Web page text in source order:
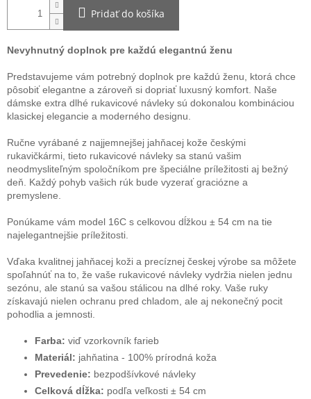
Pridať do košíka
Nevyhnutný doplnok pre každú elegantnú ženu
Predstavujeme vám potrebný doplnok pre každú ženu, ktorá chce
pôsobiť elegantne a zároveň si dopriať luxusný komfort. Naše
dámske extra dlhé rukavicové návleky sú dokonalou kombináciou
klasickej elegancie a moderného designu.
Ručne vyrábané z najjemnejšej jahňacej kože českými
rukavičkármi, tieto rukavicové návleky sa stanú vašim
neodmysliteľným spoločníkom pre špeciálne príležitosti aj bežný
deň. Každý pohyb vašich rúk bude vyzerať graciózne a
premyslene.
Ponúkame vám model 16C s celkovou dĺžkou ± 54 cm na tie
najelegantnejšie príležitosti.
Vďaka kvalitnej jahňacej koži a precíznej českej výrobe sa môžete
spoľahnúť na to, že vaše rukavicové návleky vydržia nielen jednu
sezónu, ale stanú sa vašou stálicou na dlhé roky. Vaše ruky
získavajú nielen ochranu pred chladom, ale aj nekonečný pocit
pohodlia a jemnosti.
Farba: viď vzorkovník farieb
Materiál: jahňatina - 100% prírodná koža
Prevedenie: bezpodšívkové návleky
Celková dĺžka: podľa veľkosti ± 54 cm